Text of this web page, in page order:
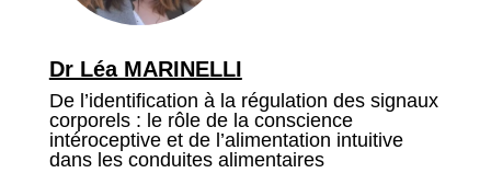
Dr Léa MARINELLI
De l’identification à la régulation des signaux
corporels : le rôle de la conscience
intéroceptive et de l’alimentation intuitive
dans les conduites alimentaires